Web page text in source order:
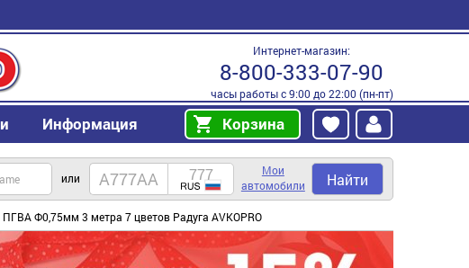
Интернет-магазин:
8-800-333-07-90
часы работы с 9:00 до 22:00 (пн-пт)
Информация Корзина
или
Мои
автомобили
Найти
Ф0,75мм 3 метра 7 цветов Радуга AVKOPRO